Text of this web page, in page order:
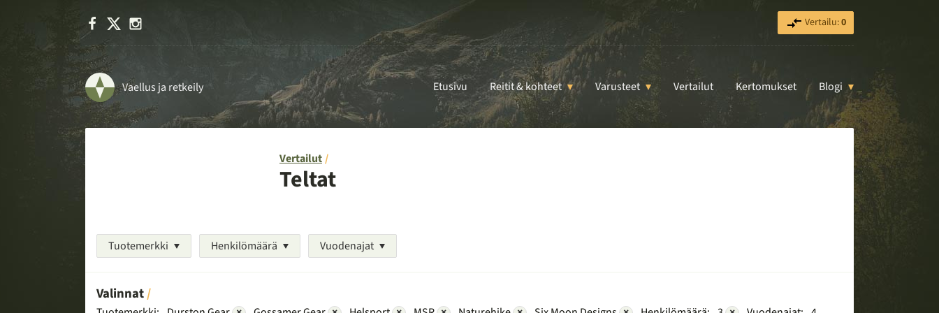
Facebook Vertailu:0
Vaellus ja retkeily Etusivu Reitit & kohteet Varusteet Vertailut Kertomukset Blogi
Vertailut
Teltat
Tuotemerkki Henkilömäärä Vuodenajat
Valinnat